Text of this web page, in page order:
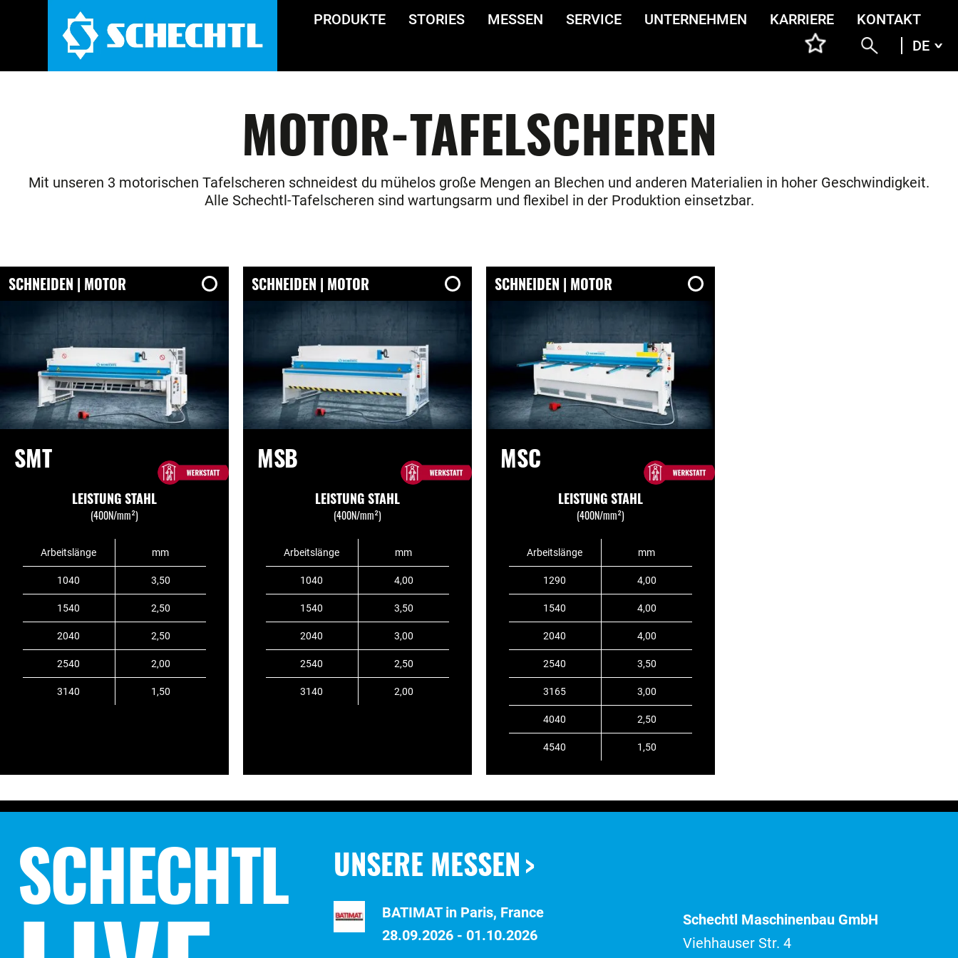
PRODUKTE STORIES MESSEN SERVICE UNTERNEHMEN KARRIERE
KONTAKT
DE
MOTOR-TAFELSCHEREN
Mit unseren 3 motorischen Tafelscheren schneidest du mühelos große Mengen an Blechen und anderen Materialien in hoher Geschwindigkeit.
Alle Schechtl-Tafelscheren sind wartungsarm und flexibel in der Produktion einsetzbar.
SCHNEIDEN | MOTOR
SMT
LEISTUNG STAHL
(400N/mm²)
Arbeitslänge mm
1040 3,50
1540 2,50
2040 2,50
2540 2,00
3140 1,50
SCHNEIDEN | MOTOR
MSB
LEISTUNG STAHL
(400N/mm²)
Arbeitslänge mm
1040 4,00
1540 3,50
2040 3,00
2540 2,50
3140 2,00
SCHNEIDEN | MOTOR
MSC
LEISTUNG STAHL
(400N/mm²)
Arbeitslänge mm
1290 4,00
1540 4,00
2040 4,00
2540 3,50
3165 3,00
4040 2,50
4540 1,50
SCHECHTL UNSERE MESSEN
BATIMAT in Paris, France
28.09.2026 - 01.10.2026
Schechtl Maschinenbau GmbH
Viehhauser Str. 4